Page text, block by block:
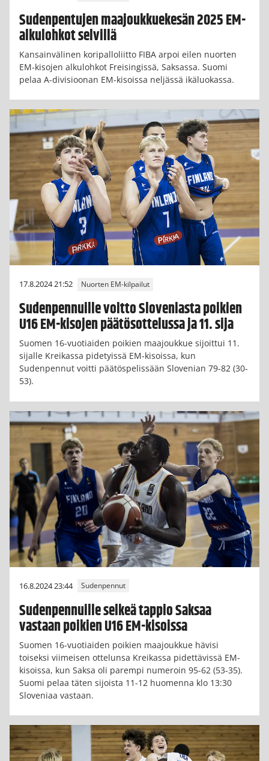
Sudenpentujen maajoukkuekesän 2025 EM-
alkulohkot selvillä
Kansainvälinen koripalloliitto FIBA arpoi eilen nuorten
EM-kisojen alkulohkot Freisingissä, Saksassa. Suomi
pelaa A-divisioonan EM-kisoissa neljässä ikäluokassa.
17.8.2024 21:52 Nuorten EM-kilpailut
Sudenpennuille voitto Sloveniasta poikien
U16 EM-kisojen päätösottelussa ja 11. sija
Suomen 16-vuotiaiden poikien maajoukkue sijoittui 11.
sijalle Kreikassa pidetyissä EM-kisoissa, kun
Sudenpennut voitti päätöspelissään Slovenian 79-82 (30-
53).
16.8.2024 23:44 Sudenpennut
Sudenpennuille selkeä tappio Saksaa
vastaan poikien U16 EM-kisoissa
Suomen 16-vuotiaiden poikien maajoukkue hävisi
toiseksi viimeisen ottelunsa Kreikassa pidettävissä EM-
kisoissa, kun Saksa oli parempi numeroin 95-62 (53-35).
Suomi pelaa täten sijoista 11-12 huomenna klo 13:30
Sloveniaa vastaan.